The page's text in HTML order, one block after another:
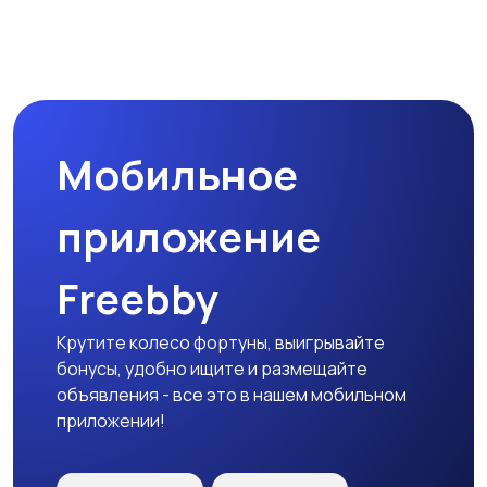
Мобильное
приложение
Freebby
Крутите колесо фортуны, выигрывайте
бонусы, удобно ищите и размещайте
объявления - все это в нашем мобильном
приложении!